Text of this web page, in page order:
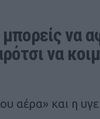
να
να
αέρα» και η